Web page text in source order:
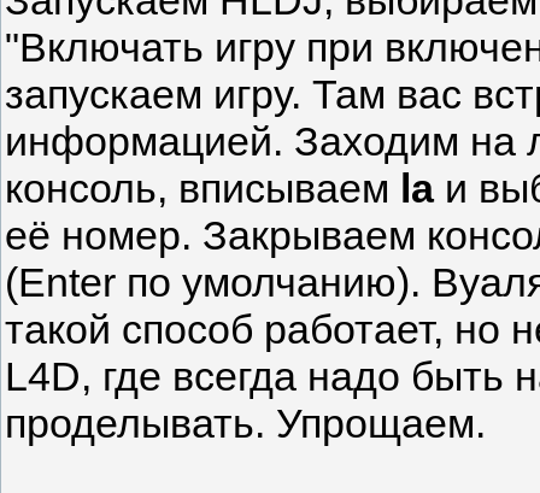
"Включать игру при
запускаем игру. Там вас
информацией. Заходим на
консоль, вписываем laи
её номер. Закрываем
(Enter по умолчанию).
такой способ работает, но
L4D, где всегда надо быть
проделывать. Упрощаем.